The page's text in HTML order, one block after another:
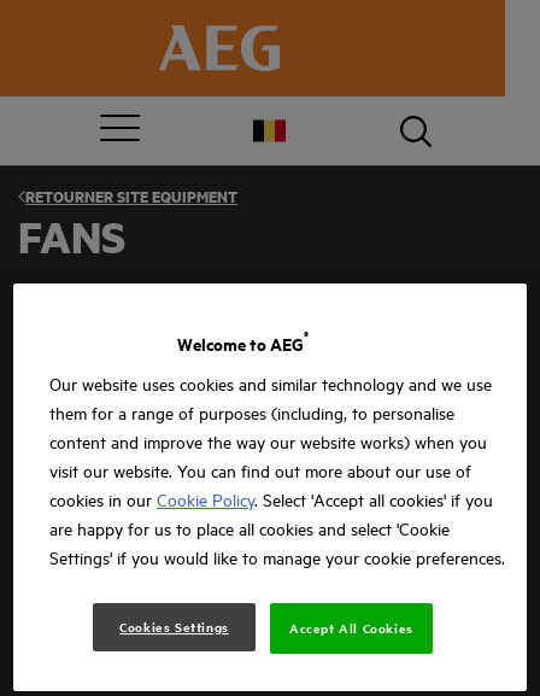
RETOURNERSITE EQUIPMENT
FANS
trouverez tout le matériel de chantier nécessaire à vos travaux : des
lampes de chantier, des radios, des pistolets à cartouches
aspirateurs de chantier, des
compresseurset bien d’autres
équipements encore. Notre outillage est robuste et performant. Il
est spécialement pensé pour les chantiers du BTP et les ateliers des
artisans.
L’ÉQUIPEMENT DE CHANTIER POUR BIEN
MESURER
Il y a toujours quelque chose à mesurer sur un chantier.
VOIR PLUS
Welcome to AEG
®
Our website uses cookies and similar technology and we use
them for a range of purposes (including, to personalise
content and improve the way our website works) when you
visit our website. You can find out more about our use of
cookies in ourCookie Policy. Select 'Accept all cookies' if you
are happy for us to place all cookies and select 'Cookie
Settings' if you would like to manage your cookie preferences.
Cookies Settings Accept All Cookies